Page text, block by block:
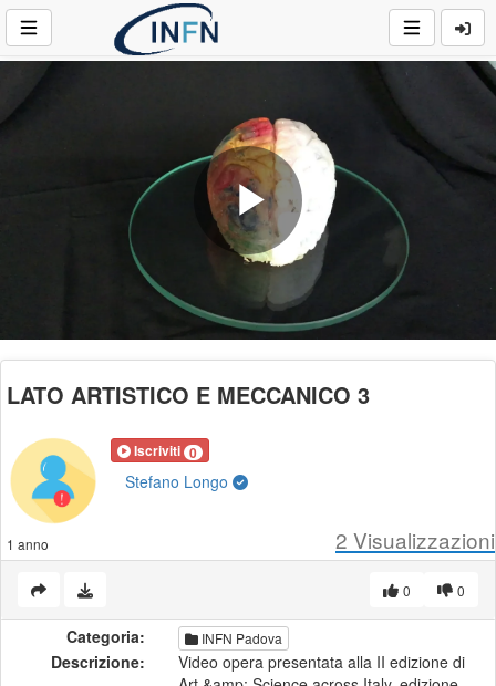
Play
Video
LATO ARTISTICO E MECCANICO 3
Iscriviti 0
Stefano Longo
1 anno 2 Visualizzazioni
0
0
Categoria: INFN Padova
Descrizione:
Video opera presentata alla II edizione di